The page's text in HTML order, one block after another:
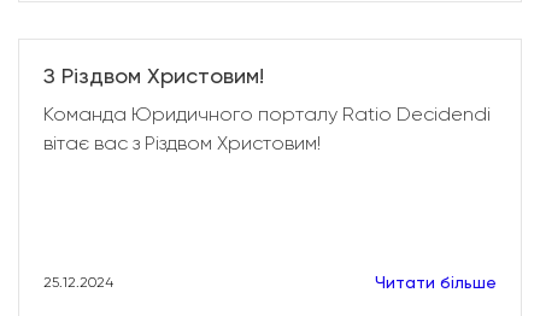
З Різдвом Христовим!
Команда Юридичного порталу Ratio Decidendi
вітає вас з Різдвом Христовим!
25.12.2024 Читати більше